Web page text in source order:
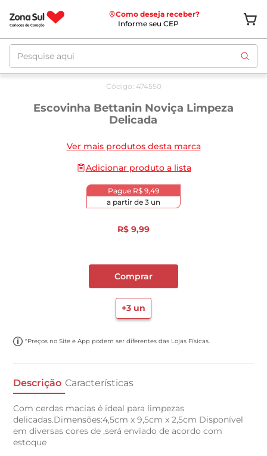
Como deseja receber?
Informe seu CEP
Pesquise aqui
Código: 474550
Escovinha Bettanin Noviça Limpeza
Delicada
Ver mais produtos desta marca
Adicionar produto a lista
Pague R$ 9,49
a partir de 3 un
R$ 9,99
Comprar
+3 un
*Preços no Site e App podem ser diferentes das Lojas Físicas.
Descrição Características
Com cerdas macias é ideal para limpezas
delicadas.Dimensões:4,5cm x 9,5cm x 2,5cm Disponível
em diversas cores de ,será enviado de acordo com
estoque